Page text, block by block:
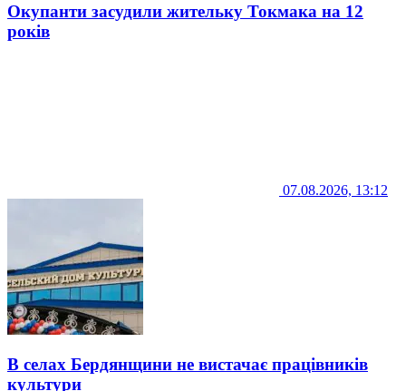
Окупанти засудили жительку Токмака на 12
років
07.08.2026, 13:12
В селах Бердянщини не вистачає працівників
культури